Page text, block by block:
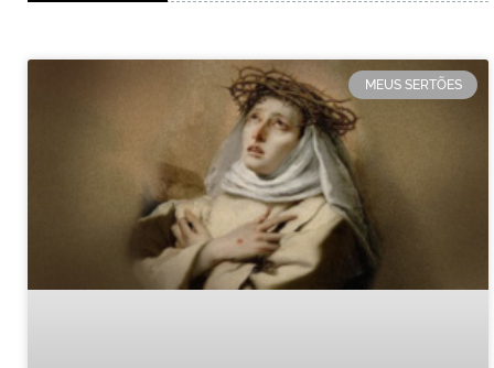
MEUS SERTÕES